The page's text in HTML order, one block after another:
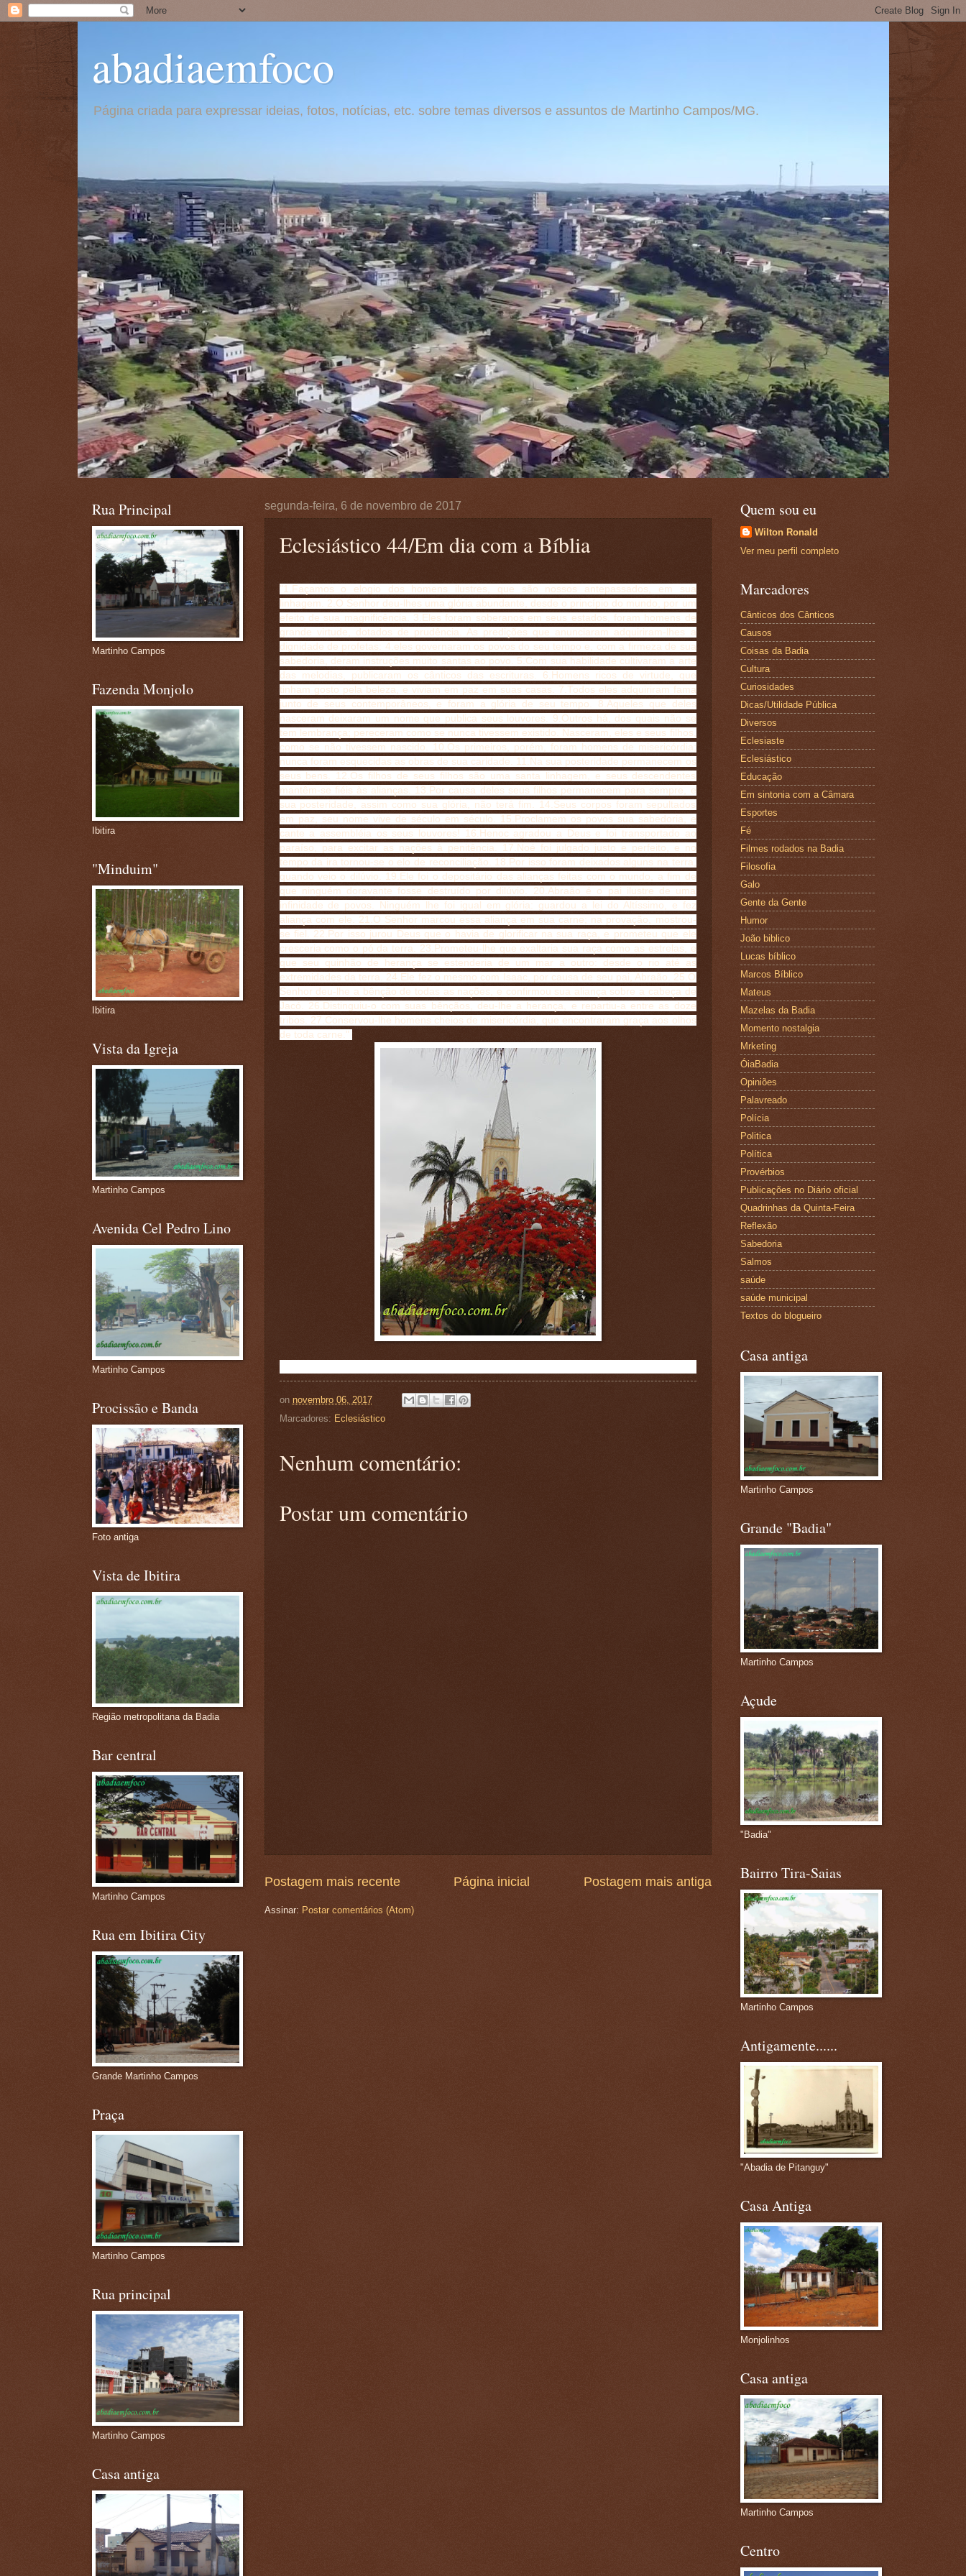
abadiaemfoco
Página criada para expressar ideias, fotos, notícias, etc. sobre temas diversos e assuntos de Martinho Campos/MG.
segunda-feira, 6 de novembro de 2017
Eclesiástico 44/Em dia com a Bíblia
"1.Façamos o elogio dos homens ilustres, que são nossos antepassados, em sua
linhagem. 2.O Senhor deu-lhes uma glória abundante, desde o princípio do mundo, por um
efeito de sua magnificência. 3.Eles foram soberanos em seus estados, foram homens de
grande virtude, dotados de prudência. As predições que anunciaram adquiriram-lhes a
dignidade de profetas: 4.eles governaram os povos do seu tempo e, com a firmeza de sua
sabedoria, deram instruções muito santas ao povo. 5.Com sua habilidade cultivaram a arte
das melodias, publicaram os cânticos das escrituras. 6.Homens ricos de virtude, que
tinham gosto pela beleza, e viviam em paz em suas casas. 7.Todos eles adquiriram fama
junto de seus contemporâneos, e foram a glória de seu tempo. 8.Aqueles que deles
nasceram deixaram um nome que publica seus louvores. 9.Outros há, dos quais não se
tem lembrança; pereceram como se nunca tivessem existido. Nasceram, eles e seus filhos,
como se não tivessem nascido. 10.Os primeiros, porém, foram homens de misericórdia;
nunca foram esquecidas as obras de sua caridade. 11.Na sua posteridade permanecem os
seus bens. 12.Os filhos de seus filhos são uma santa linhagem, e seus descendentes
mantêm-se fiéis às alianças. 13.Por causa deles seus filhos permanecem para sempre, e
sua posteridade, assim como sua glória, não terá fim. 14.Seus corpos foram sepultados
em paz, seu nome vive de século em século. 15.Proclamem os povos sua sabedoria, e
cante a assembléia os seus louvores! 16.Henoc agradou a Deus e foi transportado ao
paraíso, para excitar as nações à penitência. 17.Noé foi julgado justo e perfeito, e no
tempo da ira tornou-se o elo de reconciliação. 18.Por isso foram deixados alguns na terra,
quando veio o dilúvio. 19.Ele foi o depositário das alianças feitas com o mundo, a fim de
que ninguém doravante fosse destruído por dilúvio. 20.Abraão é o pai ilustre de uma
infinidade de povos. Ninguém lhe foi igual em glória: guardou a lei do Altíssimo, e fez
aliança com ele. 21.O Senhor marcou essa aliança em sua carne; na provação, mostrou-
se fiel. 22.Por isso jurou Deus que o havia de glorificar na sua raça, e prometeu que ele
cresceria como o pó da terra. 23.Prometeu-lhe que exaltaria sua raça como as estrelas, e
que seu quinhão de herança se estenderia de um mar a outro: desde o rio até as
extremidades da terra. 24.Ele fez o mesmo com Isaac, por causa de seu pai, Abraão. 25.O
Senhor deu-lhe a bênção de todas as nações, e confirmou sua aliança sobre a cabeça de
Jacó. 26.Distinguiu-o com suas bênçãos, deu-lhe a herança, e repartiu-a entre as doze
tribos. 27.Conservou-lhe homens cheios de misericórdia, que encontraram graça aos olhos
de toda carne."
on novembro 06, 2017
Marcadores: Eclesiástico
Nenhum comentário:
Postar um comentário
Postagem mais recente Postagem mais antiga
Página inicial
Assinar: Postar comentários (Atom)
Rua Principal
Martinho Campos
Fazenda Monjolo
Ibitira
"Minduim"
Ibitira
Vista da Igreja
Martinho Campos
Avenida Cel Pedro Lino
Martinho Campos
Procissão e Banda
Foto antiga
Vista de Ibitira
Região metropolitana da Badia
Bar central
Martinho Campos
Rua em Ibitira City
Grande Martinho Campos
Praça
Martinho Campos
Rua principal
Martinho Campos
Casa antiga
Quem sou eu
Wilton Ronald
Ver meu perfil completo
Marcadores
Cânticos dos Cânticos
Causos
Coisas da Badia
Cultura
Curiosidades
Dicas/Utilidade Pública
Diversos
Eclesiaste
Eclesiástico
Educação
Em sintonia com a Câmara
Esportes
Fé
Filmes rodados na Badia
Filosofia
Galo
Gente da Gente
Humor
João biblico
Lucas bíblico
Marcos Bíblico
Mateus
Mazelas da Badia
Momento nostalgia
Mrketing
ÓiaBadia
Opiniões
Palavreado
Polícia
Politica
Política
Provérbios
Publicações no Diário oficial
Quadrinhas da Quinta-Feira
Reflexão
Sabedoria
Salmos
saúde
saúde municipal
Textos do blogueiro
Casa antiga
Martinho Campos
Grande "Badia"
Martinho Campos
Açude
"Badia"
Bairro Tira-Saias
Martinho Campos
Antigamente......
"Abadia de Pitanguy"
Casa Antiga
Monjolinhos
Casa antiga
Martinho Campos
Centro